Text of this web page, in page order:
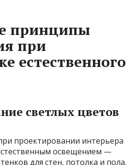
принципы
при
естественного
светлых цветов
проектировании интерьера
освещением —
для стен, потолка и пола.